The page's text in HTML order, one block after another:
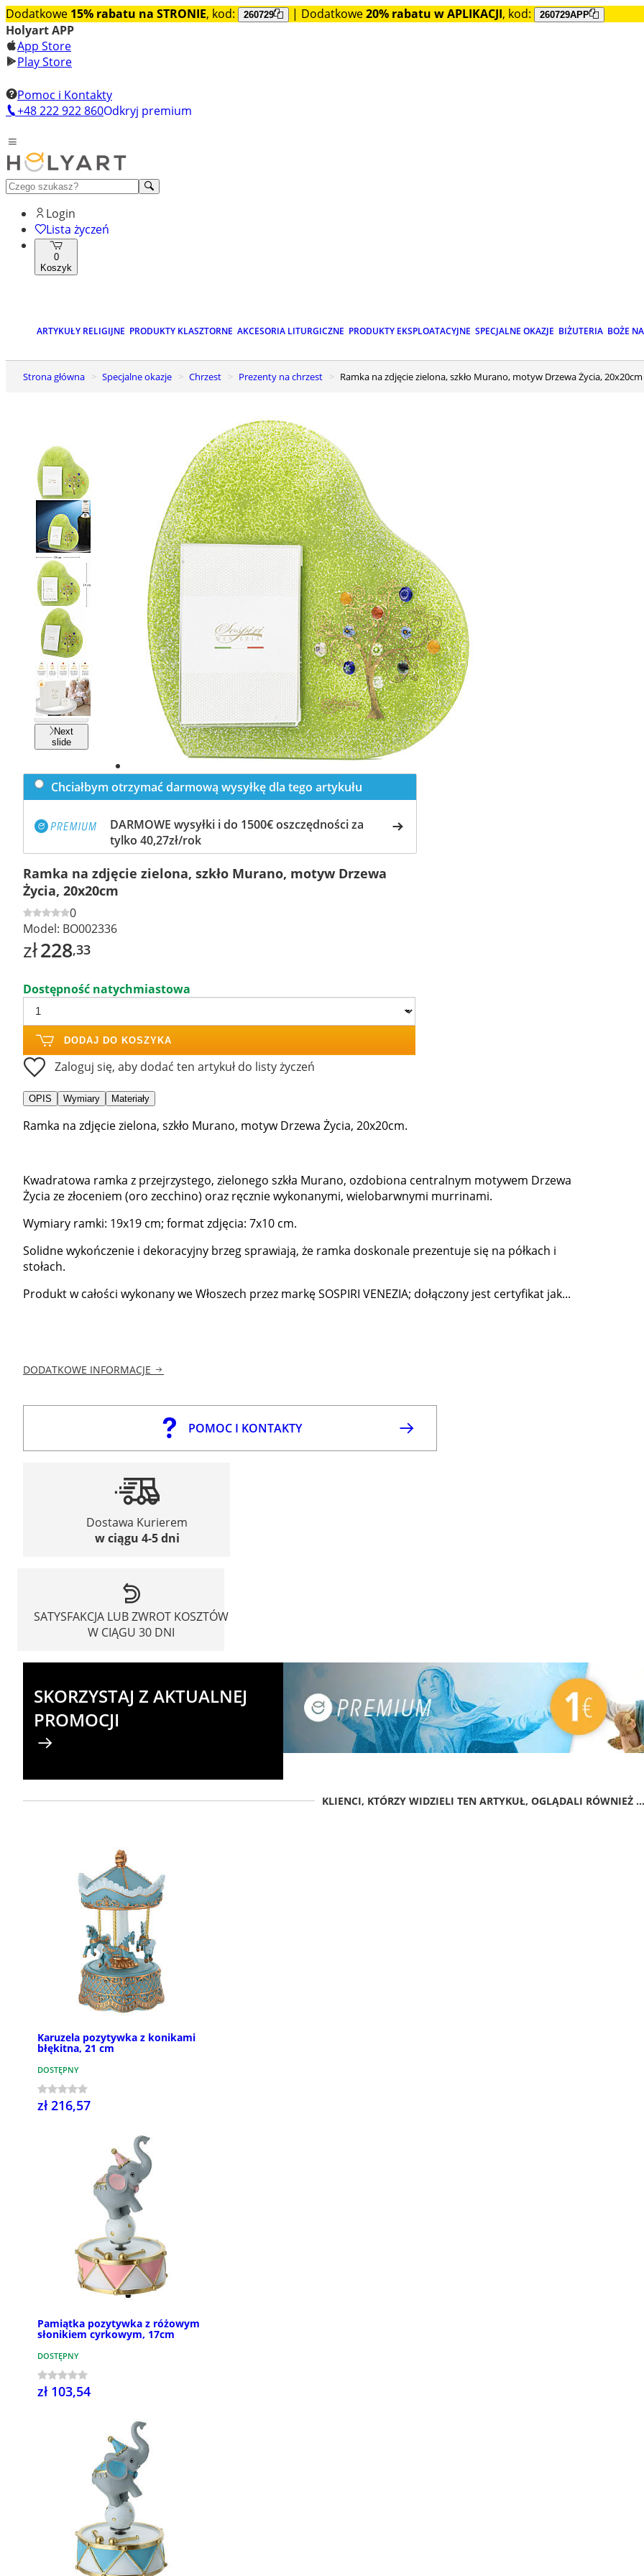
Dodatkowe 15% rabatu na STRONIE, kod: 260729 | Dodatkowe20% rabatu w APLIKACJI, kod: 260729APP
Holyart APP
App Store
Play Store
Pomoc i Kontakty
+48 222 922 860Odkryj premium
Login
Lista życzeń
0
Koszyk
ARTYKUŁY RELIGIJNE PRODUKTY KLASZTORNE AKCESORIA LITURGICZNE PRODUKTY EKSPLOATACYJNE SPECJALNE OKAZJE BIŻUTERIA BOŻE
Strona główna Specjalne okazje Chrzest Prezenty na chrzest Ramka na zdjęcie zielona, szkło Murano, motyw Drzewa Życia, 20x20cm
Previous
slide
Next
slide
Chciałbym otrzymać darmową wysyłkę dla tego artykułu
DARMOWE wysyłki i do 1500€ oszczędności za
tylko 40,27zł/rok
Ramka na zdjęcie zielona, szkło Murano, motyw Drzewa
Życia, 20x20cm
0
Model: BO002336
zł228,33
Dostępność natychmiastowa
DODAJ DO KOSZYKA
Zaloguj się, aby dodać ten artykuł do listy życzeń
OPIS Wymiary Materiały
Ramka na zdjęcie zielona, szkło Murano, motyw Drzewa Życia, 20x20cm.
Kwadratowa ramka z przejrzystego, zielonego szkła Murano, ozdobiona centralnym motywem Drzewa
Życia ze złoceniem (oro zecchino) oraz ręcznie wykonanymi, wielobarwnymi murrinami.
Wymiary ramki: 19x19 cm; format zdjęcia: 7x10 cm.
Solidne wykończenie i dekoracyjny brzeg sprawiają, że ramka doskonale prezentuje się na półkach i
stołach.
Produkt w całości wykonany we Włoszech przez markę SOSPIRI VENEZIA; dołączony jest certyfikat jak...
DODATKOWE INFORMACJE
POMOC I KONTAKTY
Dostawa Kurierem
w ciągu 4-5 dni
SATYSFAKCJA LUB ZWROT KOSZTÓW
W CIĄGU 30 DNI
SKORZYSTAJ Z AKTUALNEJ
PROMOCJI
KLIENCI, KTÓRZY WIDZIELI TEN ARTYKUŁ, OGLĄDALI RÓWNIEŻ ...
Karuzela pozytywka z konikami
błękitna, 21 cm
DOSTĘPNY
zł 216,57
Pamiątka pozytywka z różowym
słonikiem cyrkowym, 17cm
DOSTĘPNY
zł 103,54